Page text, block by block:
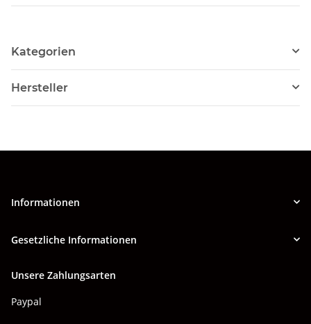
Kategorien
Hersteller
Informationen
Gesetzliche Informationen
Unsere Zahlungsarten
Paypal